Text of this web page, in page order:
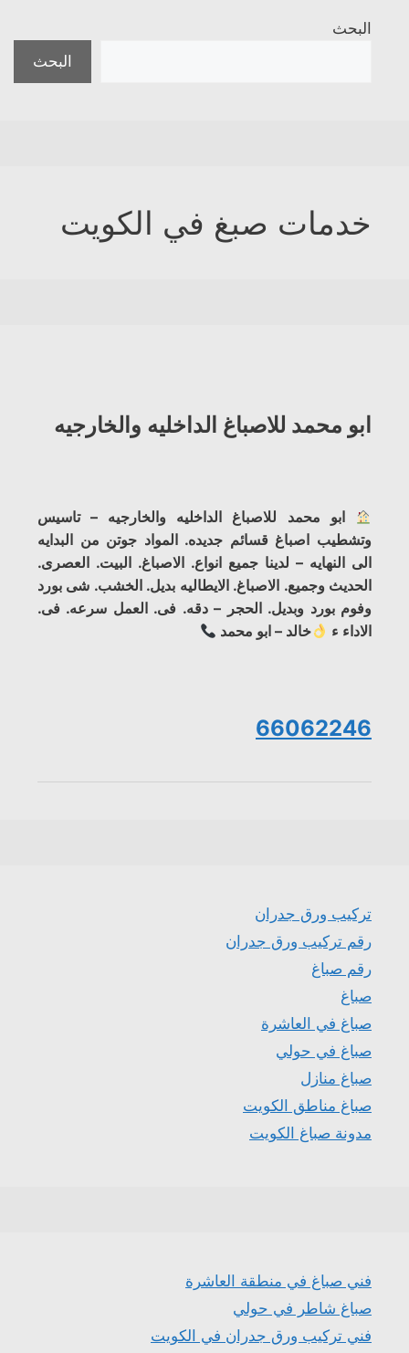
البحث
البحث
خدمات صبغ في الكويت
ابو محمد للاصباغ الداخليه والخارجيه
ابو محمد للاصباغ الداخليه والخارجيه – تاسيس
وتشطيب اصباغ قسائم جديده. المواد جوتن من البدايه
الى النهايه – لدينا جميع انواع. الاصباغ. البيت. العصرى.
الحديث وجميع. الاصباغ. الايطاليه بديل. الخشب. شى بورد
وفوم بورد وبديل. الحجر – دقه. فى. العمل سرعه. فى.
الاداء ء
خالد – ابو محمد
66062246
تركيب ورق جدران
رقم تركيب ورق جدران
رقم صباغ
صباغ
صباغ في العاشرة
صباغ في حولي
صباغ منازل
صباغ مناطق الكويت
مدونة صباغ الكويت
فني صباغ في منطقة العاشرة
صباغ شاطر في حولي
فني تركيب ورق جدران في الكويت